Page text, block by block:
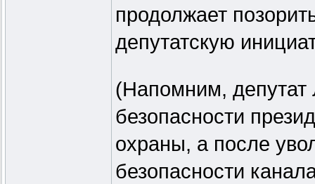
продолжает
депутатскую
(Напомним, депутат
безопасности
охраны, а после
безопасности